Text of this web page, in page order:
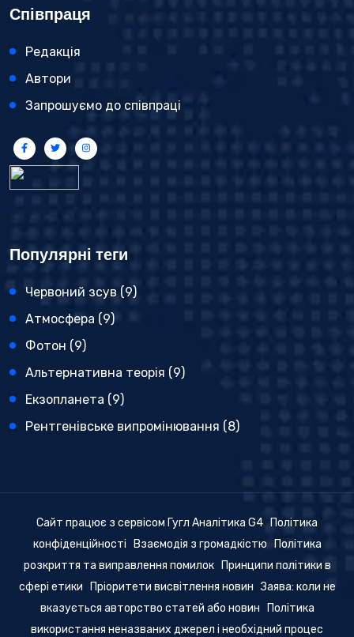
Співпраця
Редакція
Автори
Запрошуємо до співпраці
Популярні теги
Червоний зсув (9)
Атмосфера (9)
Фотон (9)
Альтернативна теорія (9)
Екзопланета (9)
Рентгенівське випромінювання (8)
Сайт працює з сервісом Гугл Аналітика G4
Політика
конфіденційності
Взаємодія з громадкістю
Політика
розкриття та виправлення помилок
Принципи політики в
сфері етики
Пріоритети висвітлення новин Заява: коли не
вказується авторство статей або новин
Політика
використання неназваних джерел і необхідний процес